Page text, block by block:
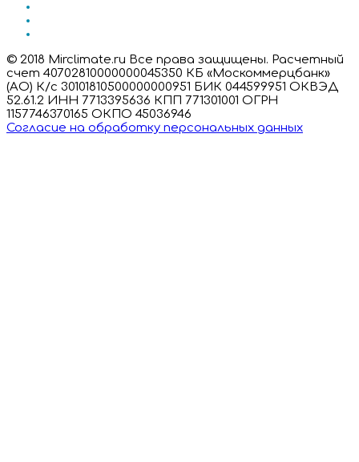
© 2018 Mirclimate.ru Все права защищены. Расчетный
счет 40702810000000045350 КБ «Москоммерцбанк»
(АО) К/с 30101810500000000951 БИК 044599951 ОКВЭД
52.61.2 ИНН 7713395636 КПП 771301001 ОГРН
1157746370165 ОКПО 45036946
Согласие на обработку персональных данных